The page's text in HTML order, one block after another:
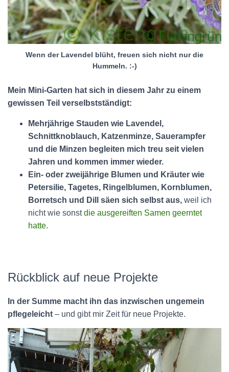
Wenn der Lavendel blüht, freuen sich nicht nur die
Hummeln. :-)
Mein Mini-Garten hat sich in diesem Jahr zu einem
gewissen Teil verselbstständigt:
Mehrjährige Stauden wie Lavendel,
Schnittknoblauch, Katzenminze, Sauerampfer
und die Minzen begleiten mich treu seit vielen
Jahren und kommen immer wieder.
Ein- oder zweijährige Blumen und Kräuter wie
Petersilie, Tagetes, Ringelblumen, Kornblumen,
Borretsch und Dill säen sich selbst aus, weil ich
nicht wie sonstdie ausgereiften Samen geerntet
hatte.
Rückblick auf neue Projekte
In der Summe macht ihn das inzwischen ungemein
pflegeleicht – und gibt mir Zeit für neue Projekte.